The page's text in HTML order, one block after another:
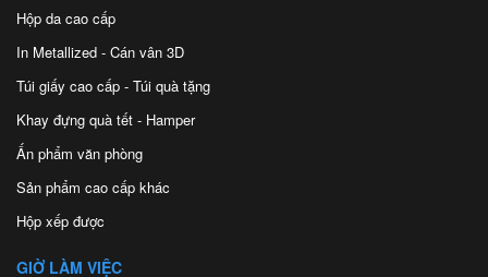
Hộp da cao cấp
In Metallized - Cán vân 3D
Túi giấy cao cấp - Túi quà tặng
Khay đựng quà tết - Hamper
Ấn phẩm văn phòng
Sản phẩm cao cấp khác
Hộp xếp được
GIỜ LÀM VIỆC